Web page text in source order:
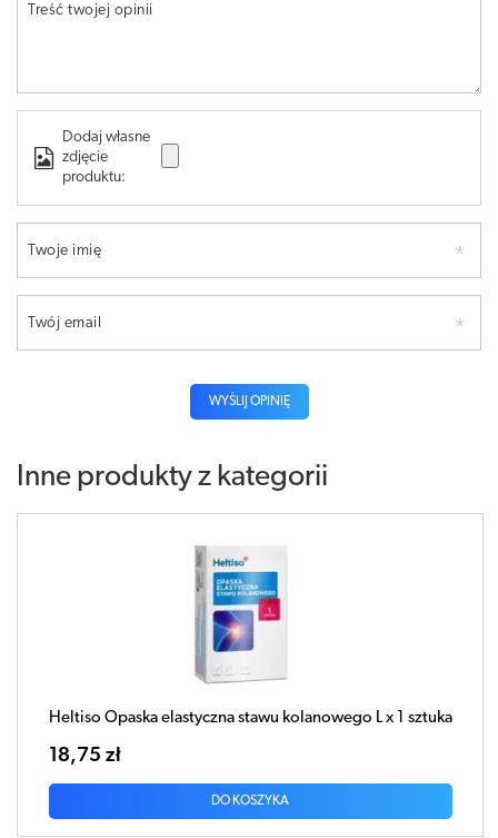
Treść twojej opinii
Dodaj własne
zdjęcie
produktu:
Twoje imię
Twój email
WYŚLIJ OPINIĘ
Inne produkty z kategorii
Heltiso Opaska elastyczna stawu kolanowego L x 1 sztuka
18,75 zł
DO KOSZYKA